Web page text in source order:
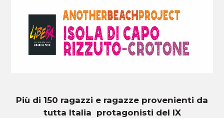
Più di 150 ragazzi e ragazze provenienti da
tutta Italia protagonisti del IX